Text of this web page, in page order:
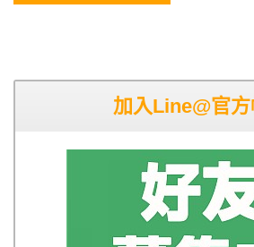
加入Line@官